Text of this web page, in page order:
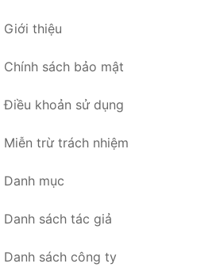
Giới thiệu
Chính sách bảo mật
Điều khoản sử dụng
Miễn trừ trách nhiệm
Danh mục
Danh sách tác giả
Danh sách công ty